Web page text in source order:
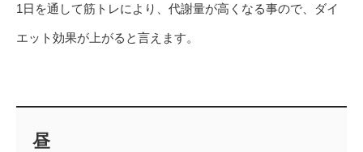
1日を通して筋トレにより、代謝量が高くなる事ので、ダイ
エット効果が上がると言えます。
昼